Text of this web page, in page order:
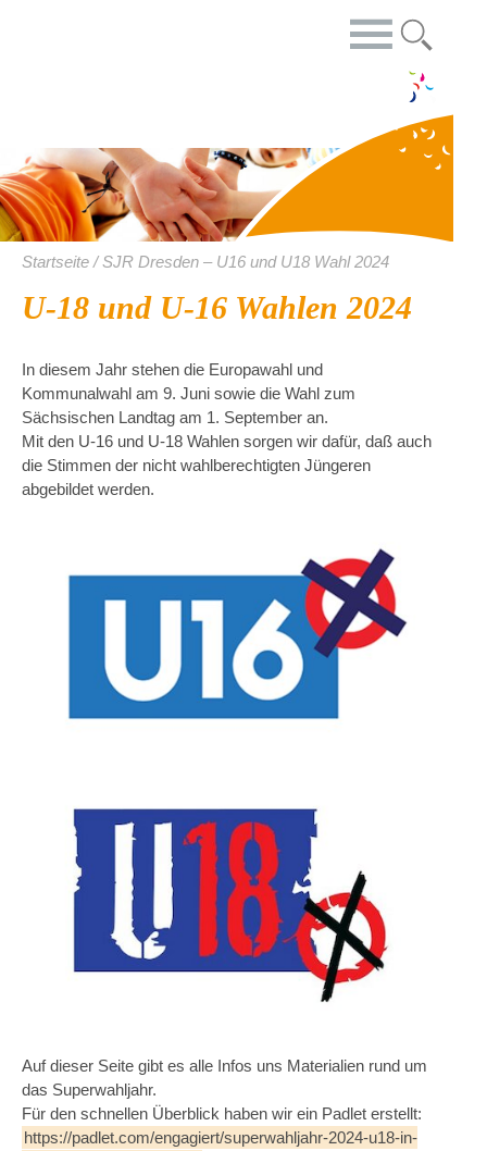
U-18 und U-16 Wahlen 2024
In diesem Jahr stehen die Europawahl und
Kommunalwahl am 9. Juni sowie die Wahl zum
Sächsischen Landtag am 1. September an.
Mit den U-16 und U-18 Wahlen sorgen wir dafür, daß auch
die Stimmen der nicht wahlberechtigten Jüngeren
abgebildet werden.
Auf dieser Seite gibt es alle Infos uns Materialien rund um
das Superwahljahr.
Für den schnellen Überblick haben wir ein Padlet erstellt:
https://padlet.com/engagiert/superwahljahr-2024-u18-in-
Startseite / SJR Dresden – U16 und U18 Wahl 2024